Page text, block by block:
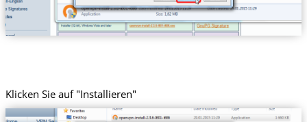
Klicken Sie auf "Installieren"